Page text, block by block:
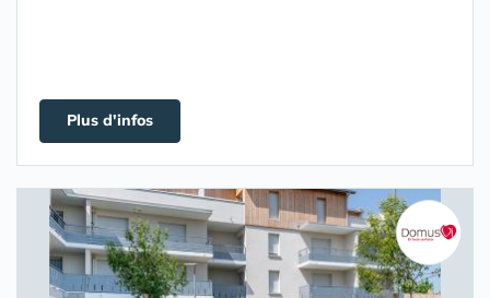
Plus d'infos